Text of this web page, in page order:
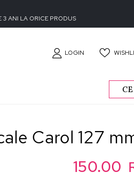
3 ANI LA ORICE PRODUS
LOGIN
Carol 127
150.00